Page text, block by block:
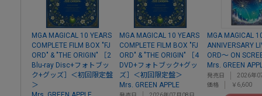
MGA MAGICAL 10 YEARS
COMPLETE FILM BOX "FJ
ORD" & "THE ORIGIN" ［2
Blu-ray Disc+フォトブッ
ク+グッズ］＜初回限定盤
＞
MGA MAGICAL 10 YEARS
COMPLETE FILM BOX "FJ
ORD" & "THE ORIGIN" ［4
DVD+フォトブック+グッ
ズ］＜初回限定盤＞
Mrs. GREEN APPLE
MGA MAGICAL
ANNIVERSARY
ORD～ ON
Mrs. GREEN
発売日
2026年
価格
￥6,600